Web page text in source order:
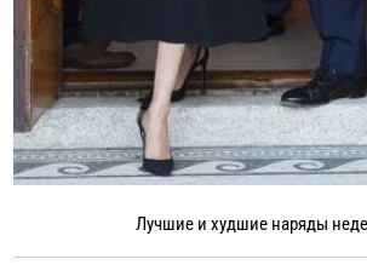
Лучшие и худшие наряды